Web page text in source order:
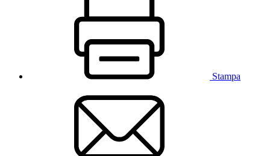
Stampa